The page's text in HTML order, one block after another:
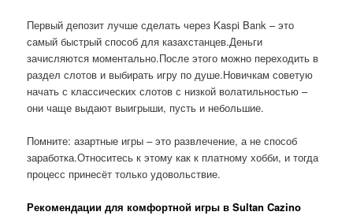
Первый депозит лучше сделать через Kaspi Bank – это
самый быстрый способ для казахстанцев.Деньги
зачисляются моментально.После этого можно переходить в
раздел слотов и выбирать игру по душе.Новичкам советую
начать с классических слотов с низкой волатильностью –
они чаще выдают выигрыши, пусть и небольшие.
Помните: азартные игры – это развлечение, а не способ
заработка.Относитесь к этому как к платному хобби, и тогда
процесс принесёт только удовольствие.
Рекомендации для комфортной игры в Sultan Cazino